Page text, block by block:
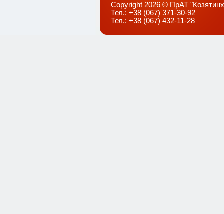
Copyright 2026 © ПрАТ
Тел.: +38 (067) 371-30-92
Тел.: +38 (067) 432-11-28